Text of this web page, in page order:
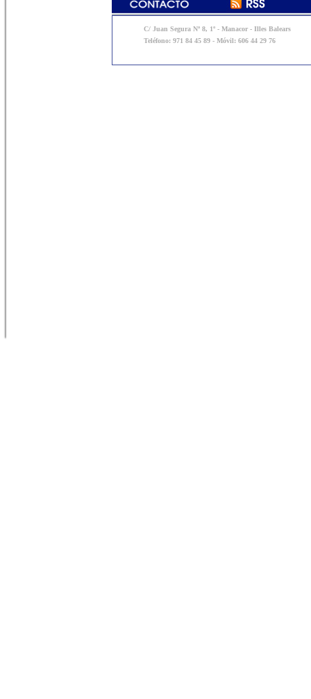
C/ Juan Segura Nº 8, 1º - Manacor - Illes Balears
Teléfono: 971 84 45 89 - Móvil: 606 44 29 76